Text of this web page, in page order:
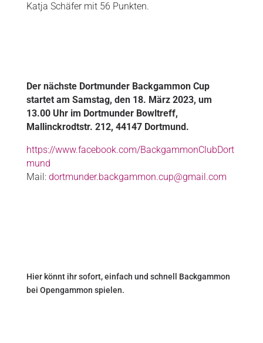
Katja Schäfer mit 56 Punkten.
Der nächste Dortmunder Backgammon Cup
startet am Samstag, den 18. März 2023, um
13.00 Uhr im Dortmunder Bowltreff,
Mallinckrodtstr. 212, 44147 Dortmund.
https://www.facebook.com/BackgammonClubDort
mund
Mail: dortmunder.backgammon.cup@gmail.com
Hier könnt ihr sofort, einfach und schnell Backgammon
bei Opengammon spielen.